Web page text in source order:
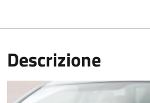
Descrizione